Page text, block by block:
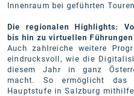
Innenraum bei geführten
Die regionalen Highlights:
bis hin zu virtuellen Führungen
Auch zahlreiche weitere
eindrucksvoll, wie die
diesem Jahr in ganz
macht. So ermöglicht das
Hauptstufe in Salzburg